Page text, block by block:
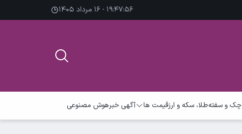
۱۹:۴۷:۵۶ - ۱۶ مرداد ۱۴۰۵
چک و سفتهطلا، سکه و ارزقیمت ها آگهی خبرهوش مصنوعی